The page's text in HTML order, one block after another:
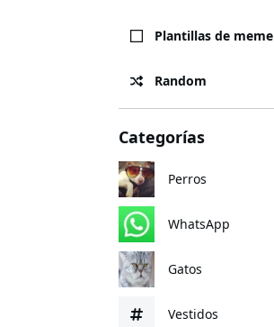
Plantillas de meme
Random
Categorías
Perros
WhatsApp
Gatos
Vestidos